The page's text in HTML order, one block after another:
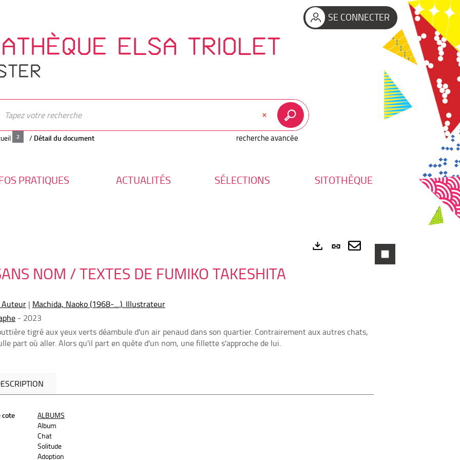
SE CONNECTER
ELSA TRIOLET
recherche avancée
/ Détail du document
PRATIQUES ACTUALITÉS SÉLECTIONS SITOTHÈQUE
Lien
permanent
Envoyer
NOM / TEXTES DE FUMIKO TAKESHITA
Auteur | Machida, Naoko (1968-....). Illustrateur
- 2023
tigré aux yeux verts déambule d'un air penaud dans son quartier. Contrairement aux autres chats,
part où aller. Alors qu'il part en quête d'un nom, une fillette s'approche de lui.
cote
ALBUMS
Album
Chat
Solitude
Adoption